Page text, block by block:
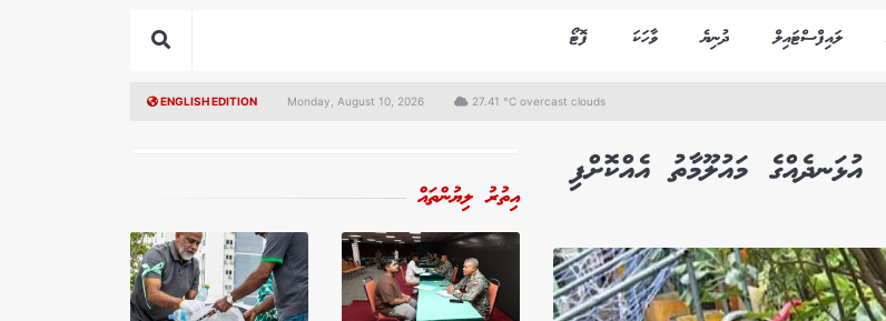
ލައިފްސްޓައިލް ދުނިޔެ ވާހަކަ ފޮޓޯ
ENGLISH EDITION Monday, August 10, 2026 27.41 °C overcast clouds
އިތުރު ލިޔުންތައް